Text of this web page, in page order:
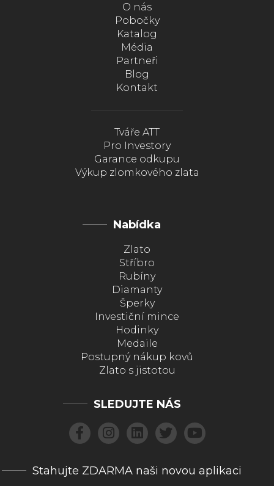
O nás
Pobočky
Katalog
Média
Partneři
Blog
Kontakt
Tváře ATT
Pro Investory
Garance odkupu
Výkup zlomkového zlata
Nabídka
Zlato
Stříbro
Rubíny
Diamanty
Šperky
Investiční mince
Hodinky
Medaile
Postupný nákup kovů
Zlato s jistotou
SLEDUJTE NÁS
Stahujte ZDARMA naši novou aplikaci